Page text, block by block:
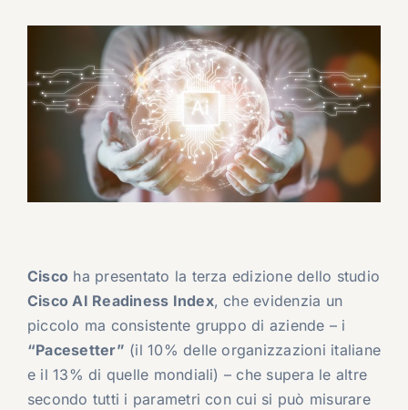
Cisco ha presentato la terza edizione dello studio
Cisco AI Readiness Index, che evidenzia un
piccolo ma consistente gruppo di aziende – i
“Pacesetter” (il 10% delle organizzazioni italiane
e il 13% di quelle mondiali) – che supera le altre
secondo tutti i parametri con cui si può misurare